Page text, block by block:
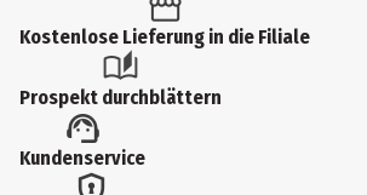
Lizenz (spw)
Toy Place Kreativ
Materialdetails
Kunststoff (Hauptsächlich)
Kostenlose Lieferung in die Filiale
Prospekt durchblättern
Kundenservice